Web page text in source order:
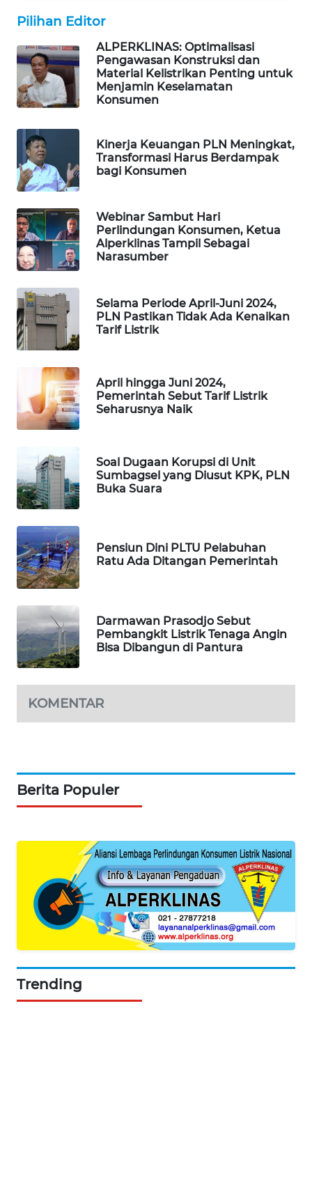
Pilihan Editor
ALPERKLINAS: Optimalisasi
Pengawasan Konstruksi dan
Material Kelistrikan Penting untuk
Menjamin Keselamatan
Konsumen
Kinerja Keuangan PLN Meningkat,
Transformasi Harus Berdampak
bagi Konsumen
Webinar Sambut Hari
Perlindungan Konsumen, Ketua
Alperklinas Tampil Sebagai
Narasumber
Selama Periode April-Juni 2024,
PLN Pastikan Tidak Ada Kenaikan
Tarif Listrik
April hingga Juni 2024,
Pemerintah Sebut Tarif Listrik
Seharusnya Naik
Soal Dugaan Korupsi di Unit
Sumbagsel yang Diusut KPK, PLN
Buka Suara
Pensiun Dini PLTU Pelabuhan
Ratu Ada Ditangan Pemerintah
Darmawan Prasodjo Sebut
Pembangkit Listrik Tenaga Angin
Bisa Dibangun di Pantura
KOMENTAR
Berita Populer
Trending
WAHANA
SELEB
WAHANA
PERSONA
WAHANA
OTOMOTIF
HEALTH
WAHANA
DESA
LAPAK
WAHANA
KONSUMEN
LISTRIK
MASYARAKAT
KELISTRIKAN
ID
MAWAKA
ID
MARTABAT
NET
WATCH
MKLI
LKKI
KONSUMEN
FORWAMKI
FORJASIDA